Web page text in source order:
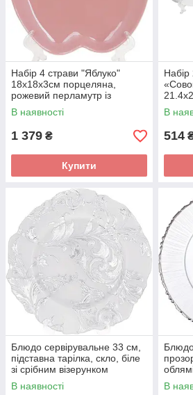
Набір 4 страви "Яблуко"
18х18х3см порцеляна,
рожевий перламутр із
золотом
В наявності
1 379 ₴
Купити
Набір
В
514
Блюдо сервірувальне 33 см,
підставна тарілка, скло, біле
зі срібним візерунком
В наявності
В